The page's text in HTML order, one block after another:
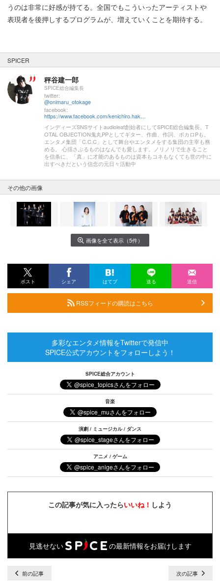
うのは非常に好感が持てる。全国でもこういったアーティストや
表現者を後押しするプログラムが、増えていくことを期待する。
SPICER
秤谷建一郎
SPICE総合編集長
twitter:
@onimaru_otokage
facebook:
https://www.facebook.com/kenichiro.hakariya
インディーズSNSサイトaudioleaf創始者にしてSPICE総合編集長。T
OTAL OBJECTION鬼丸PPとしてギター、作曲、作詞、ボカロPも。
エンタメ集団「C.C.C」として舞台やエンタメをする集団の主宰も務
める。 心揺さぶるものはなんでも愛します。ノリノリで生きること
を信条に、「真」に才能のあるものは資本もコネもなくても世の中に
出すべきだという信念の元日々活動中
その他の画像
画像を全て表示（5件）
ポスト シェア はてブ 送る 送信
RSSフィードの購読はこちら
多彩なエンタメ情報をTwitterで発信中
SPICE公式アカウントをフォローしよう！
SPICE総合アカウント
音楽
演劇 / ミュージカル / ダンス
アニメ / ゲーム
この記事が気に入ったらいいね！ しよう
見逃せない の最新情報をお届けします
前の記事 次の記事